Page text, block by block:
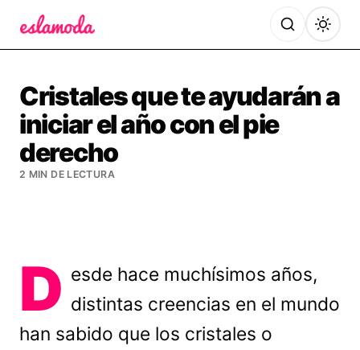
Cristales que te ayudarán a
iniciar el año con el pie
derecho
2 MIN DE LECTURA
D esde hace muchísimos años,
distintas creencias en el mundo
han sabido que los cristales o